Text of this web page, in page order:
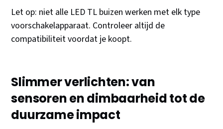
Let op: niet alle LED TL buizen werken met elk type
voorschakelapparaat. Controleer altijd de
compatibiliteit voordat je koopt.
Slimmer verlichten: van
sensoren en dimbaarheid tot de
duurzame impact